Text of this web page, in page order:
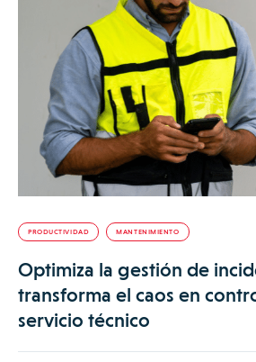
PRODUCTIVIDAD MANTENIMIENTO
Optimiza la gestión de
transforma el caos en
servicio técnico